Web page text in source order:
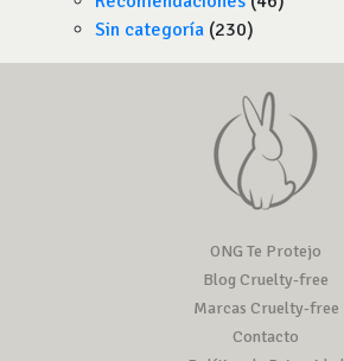
Sin categoría (230)
ONG Te Protejo
Blog Cruelty-free
Marcas Cruelty-free
Contacto